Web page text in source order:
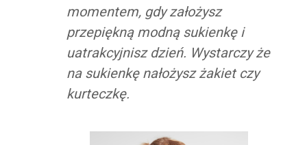
momentem, gdy założysz
przepiękną modną sukienkę i
uatrakcyjnisz dzień. Wystarczy że
na sukienkę nałożysz żakiet czy
kurteczkę.